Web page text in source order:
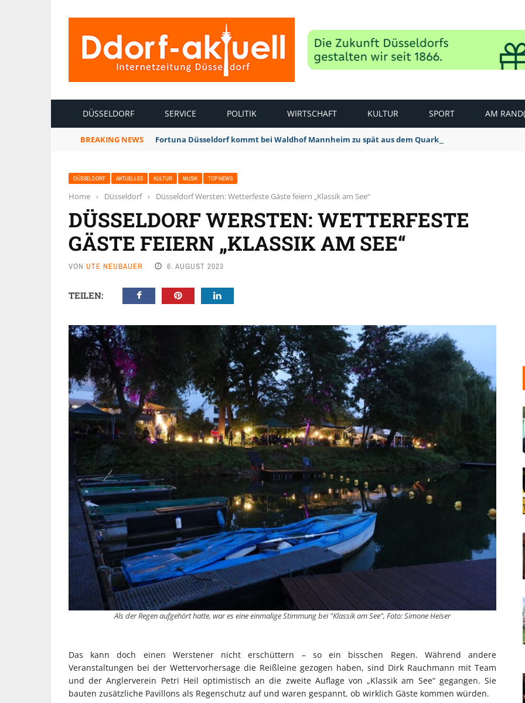
DÜSSELDORF SERVICE POLITIK WIRTSCHAFT KULTUR SPORT AM
BREAKING NEWS Fortuna Düsseldorf kommt bei Waldhof Mannheim zu spät aus dem Quark: 1:2 Niederlage
DÜSSELDORF AKTUELLES KULTUR MUSIK TOP NEWS
Home › Düsseldorf › Düsseldorf Wersten: Wetterfeste Gäste feiern „Klassik am See“
DÜSSELDORF WERSTEN: WETTERFESTE
GÄSTE FEIERN „KLASSIK AM SEE“
VON UTE NEUBAUER 6. AUGUST 2023
TEILEN:
Als der Regen aufgehört hatte, war es eine einmalige Stimmung bei "Klassik am See", Foto: Simone Heiser
Das kann doch einen Werstener nicht erschüttern – so ein bisschen Regen. Während andere
Veranstaltungen bei der Wettervorhersage die Reißleine gezogen haben, sind Dirk Rauchmann mit Team
und der Anglerverein Petri Heil optimistisch an die zweite Auflage von „Klassik am See“ gegangen. Sie
bauten zusätzliche Pavillons als Regenschutz auf und waren gespannt, ob wirklich Gäste kommen würden.